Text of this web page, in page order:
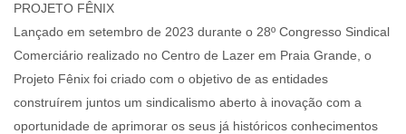
PROJETO FÊNIX
Lançado em setembro de 2023 durante o 28º Congresso Sindical
Comerciário realizado no Centro de Lazer em Praia Grande, o
Projeto Fênix foi criado com o objetivo de as entidades
construírem juntos um sindicalismo aberto à inovação com a
oportunidade de aprimorar os seus já históricos conhecimentos